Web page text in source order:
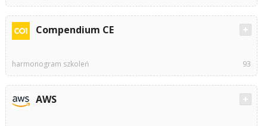
Compendium CE
harmonogram szkoleń 93
AWS